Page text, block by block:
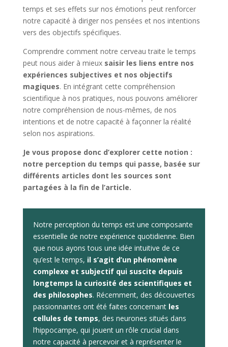
temps et ses effets sur nos émotions peut renforcer
notre capacité à diriger nos pensées et nos intentions
vers des objectifs spécifiques.
Comprendre comment notre cerveau traite le temps
peut nous aider à mieuxsaisir les liens entre nos
expériences subjectives et nos objectifs
magiques. En intégrant cette compréhension
scientifique à nos pratiques, nous pouvons améliorer
notre compréhension de nous-mêmes, de nos
intentions et de notre capacité à façonner la réalité
selon nos aspirations.
Je vous propose donc d’explorer cette notion :
notre perception du temps qui passe, basée sur
différents articles dont les sources sont
partagées à la fin de l’article.
Notre perception du temps est une composante
essentielle de notre expérience quotidienne. Bien
que nous ayons tous une idée intuitive de ce
qu’est le temps, il s’agit d’un phénomène
complexe et subjectif qui suscite depuis
longtemps la curiosité des scientifiques et
des philosophes. Récemment, des découvertes
passionnantes ont été faites concernant les
cellules de temps, des neurones situés dans
l’hippocampe, qui jouent un rôle crucial dans
notre capacité à percevoir et à représenter le